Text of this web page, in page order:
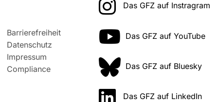
Barrierefreiheit
Datenschutz
Impressum
Compliance
Das GFZ auf Instragram
Das GFZ auf YouTube
Das GFZ auf Bluesky
Das GFZ auf LinkedIn